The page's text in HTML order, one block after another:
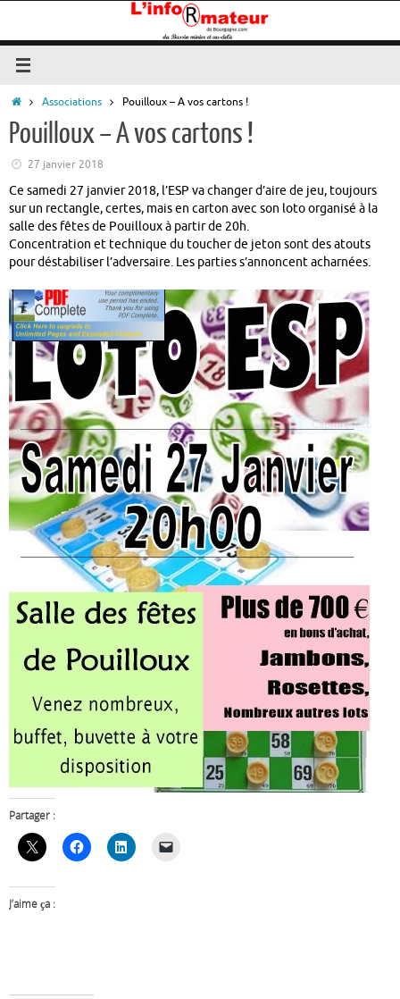
contenu
Accueil
Associations Pouilloux – A vos cartons !
Pouilloux – A vos cartons !
27 janvier 2018
Ce samedi 27 janvier 2018, l’ESP va changer d’aire de jeu, toujours
sur un rectangle, certes, mais en carton avec son loto organisé à la
salle des fêtes de Pouilloux à partir de 20h.
Concentration et technique du toucher de jeton sont des atouts
pour déstabiliser l’adversaire. Les parties s’annoncent acharnées.
Partager :
J’aime ça :